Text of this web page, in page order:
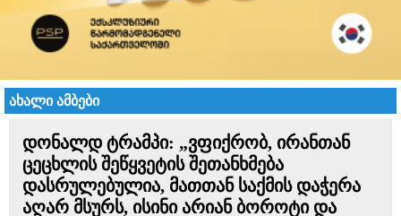
ახალი ამბები
დონალდ ტრამპი: „ვფიქრობ, ირანთან
ცეცხლის შეწყვეტის შეთანხმება
დასრულებულია, მათთან საქმის დაჭერა
აღარ მსურს, ისინი არიან ბოროტი და